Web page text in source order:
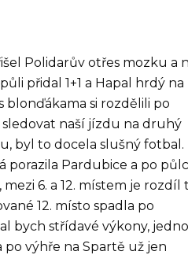
Polidarův otřes mozku a
přidal 1+1 a Hapal hrdý na
blonďákama si rozdělili po
sledovat naší jízdu na druhý
byl to docela slušný fotbal.
porazila Pardubice a po
6. a 12. místem je rozdíl
12. místo spadla po
bych střídavé výkony,
po výhře na Spartě už jen